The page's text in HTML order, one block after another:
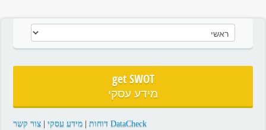
get SWOT
מידע עסקי
DataCheck דוחות | מידע עסקי| צור קשר